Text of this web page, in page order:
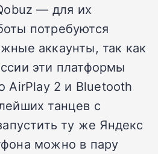
— для их
потребуются
аккаунты, так как
эти платформы
AirPlay 2 и Bluetooth
танцев с
ту же Яндекс
можно в пару